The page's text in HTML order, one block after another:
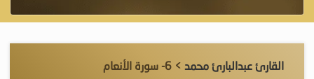
القارئ عبدالبارئ محمد > 6- سورة الأنعام